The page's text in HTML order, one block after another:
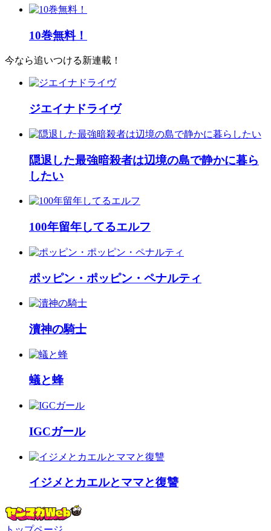
10巻無料！
今なら追いつける新連載！
ジエイナドライヴ
隠退した最強暗殺者は辺境の島で静かに暮ら
したい
100年留年してるエルフ
ポッピン・ポッピン・ペナルティ
瀆神の騎士
蟻と蜂
IGCガール
イジメとカエルとママと復讐